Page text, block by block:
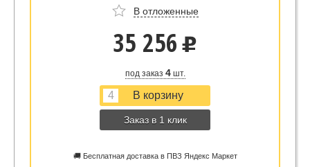
В отложенные
35 256 u
под заказ 4шт.
Заказ в 1 клик
🚚 Бесплатная доставка в ПВЗ Яндекс Маркет